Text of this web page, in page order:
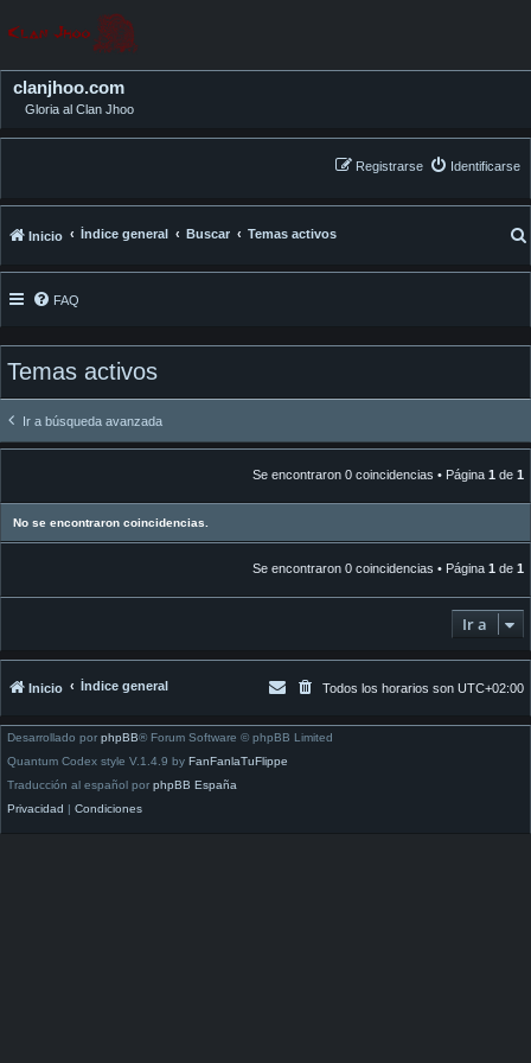
clanjhoo.com
Gloria al Clan Jhoo
Identificarse
Registrarse
Inicio Índice general Buscar Temas activos
FAQ
Temas activos
Ir a búsqueda avanzada
Se encontraron 0 coincidencias • Página 1 de 1
No se encontraron coincidencias.
Se encontraron 0 coincidencias • Página 1 de 1
Ir a
Inicio Índice general Todos los horarios son UTC+02:00
Desarrollado por phpBB® Forum Software © phpBB Limited
Quantum Codex style V.1.4.9 by FanFanlaTuFlippe
Traducción al español por phpBB España
Privacidad
Condiciones